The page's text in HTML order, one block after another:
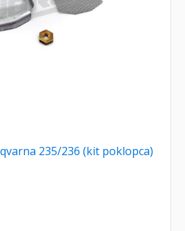
235/236 (kit poklopca)